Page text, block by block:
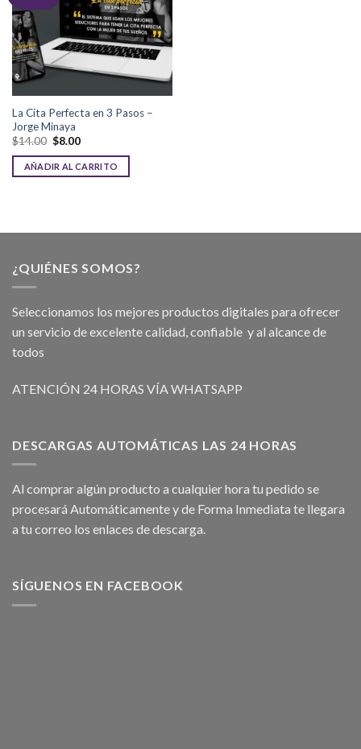
La Cita Perfecta en 3 Pasos –
Jorge Minaya
$14.00 $8.00
AÑADIR AL CARRITO
¿QUIÉNES SOMOS?
Seleccionamos los mejores productos digitales para ofrecer
un servicio de excelente calidad, confiable y al alcance de
todos
ATENCIÓN 24 HORAS VÍA WHATSAPP
DESCARGAS AUTOMÁTICAS LAS 24 HORAS
Al comprar algún producto a cualquier hora tu pedido se
procesará Automáticamente y de Forma Inmediata te llegara
a tu correo los enlaces de descarga.
SÍGUENOS EN FACEBOOK